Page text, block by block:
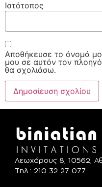
Ιστότοπος
Αποθήκευσε το όνομά
μου σε αυτόν τον
θα σχολιάσω.
Λεωχάρους 8, 10562,
Τηλ.: 210 32 27 077